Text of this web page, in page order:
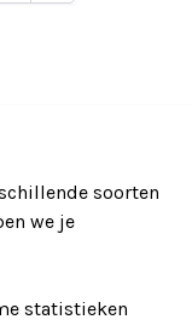
soorten
we je
statistieken